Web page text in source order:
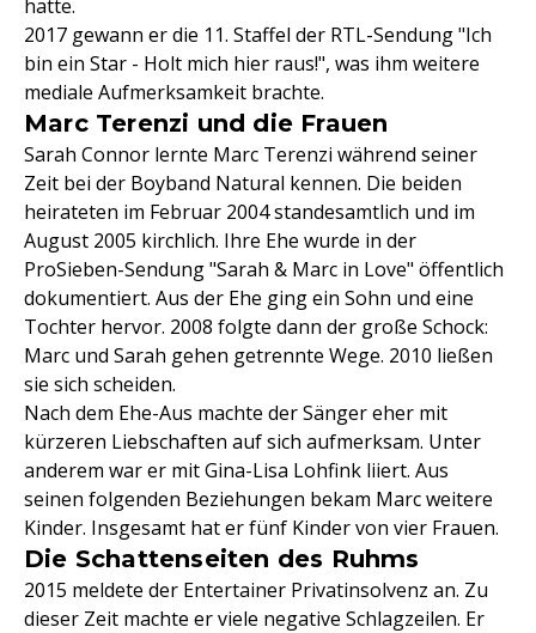
hatte.
2017 gewann er die 11. Staffel der RTL-Sendung "Ich
bin ein Star - Holt mich hier raus!", was ihm weitere
mediale Aufmerksamkeit brachte.
Marc Terenzi und die Frauen
Sarah Connor lernte Marc Terenzi während seiner
Zeit bei der Boyband Natural kennen. Die beiden
heirateten im Februar 2004 standesamtlich und im
August 2005 kirchlich. Ihre Ehe wurde in der
ProSieben-Sendung "Sarah & Marc in Love" öffentlich
dokumentiert. Aus der Ehe ging ein Sohn und eine
Tochter hervor. 2008 folgte dann der große Schock:
Marc und Sarah gehen getrennte Wege. 2010 ließen
sie sich scheiden.
Nach dem Ehe-Aus machte der Sänger eher mit
kürzeren Liebschaften auf sich aufmerksam. Unter
anderem war er mit Gina-Lisa Lohfink liiert. Aus
seinen folgenden Beziehungen bekam Marc weitere
Kinder. Insgesamt hat er fünf Kinder von vier Frauen.
Die Schattenseiten des Ruhms
2015 meldete der Entertainer Privatinsolvenz an. Zu
dieser Zeit machte er viele negative Schlagzeilen. Er